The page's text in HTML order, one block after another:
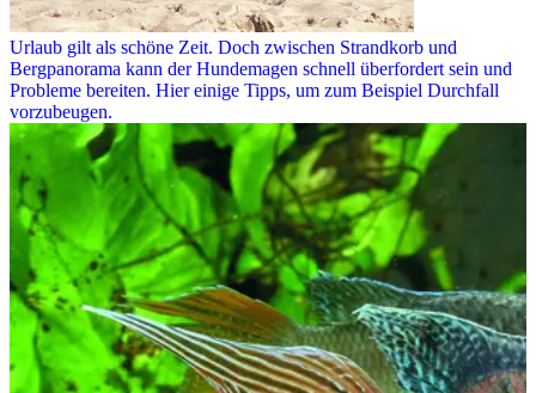
Urlaub gilt als schöne Zeit. Doch zwischen Strandkorb und
Bergpanorama kann der Hundemagen schnell überfordert sein und
Probleme bereiten. Hier einige Tipps, um zum Beispiel Durchfall
vorzubeugen.